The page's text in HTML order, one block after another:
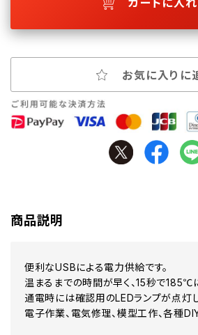
お気に入りに
商品説明
便利なUSBによる電力供給です。
温まるまでの時間が早く、15秒で185℃
通電時には確認用のLEDランプが点灯し
電子作業、電気修理、模型工作、各種